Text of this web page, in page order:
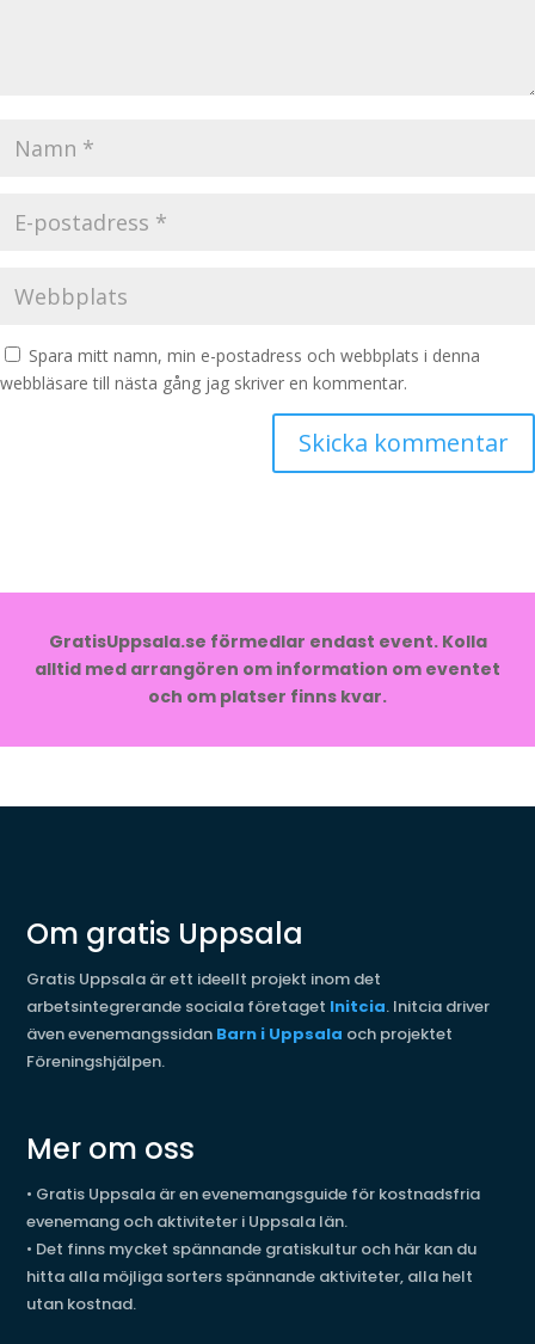
Spara mitt namn, min e-postadress och webbplats i denna
webbläsare till nästa gång jag skriver en kommentar.
GratisUppsala.se förmedlar endast event. Kolla
alltid med arrangören om information om eventet
och om platser finns kvar.
Om gratis Uppsala
Gratis Uppsala är ett ideellt projekt inom det
arbetsintegrerande sociala företaget Initcia. Initcia driver
även evenemangssidan Barn i Uppsala och projektet
Föreningshjälpen.
Mer om oss
• Gratis Uppsala är en evenemangsguide för kostnadsfria
evenemang och aktiviteter i Uppsala län.
• Det finns mycket spännande gratiskultur och här kan du
hitta alla möjliga sorters spännande aktiviteter, alla helt
utan kostnad.